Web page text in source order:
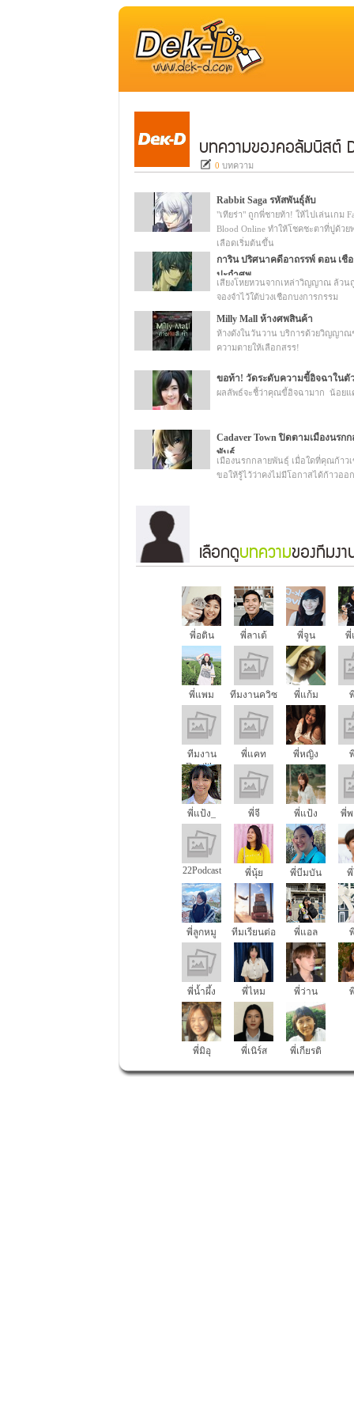
บทความของคอลัมนิสต์
0 บทความ
Rabbit Saga รหัสพันธุ์ลับ
"เทียร่า" ถูกพี่ชายท้า! ให้ไปเล่นเกม
Blood Online ทำให้โชคชะตาที่ปูด้วย
เลือดเริ่มต้นขึ้น
การิน ปริศนาคดีอาถรรพ์ ตอน เชื
ปะกำศพ
เสียงโหยหวนจากเหล่าวิญญาณ ล้วน
จองจำไว้ใต้บ่วงเชือกบงการกรรม
Milly Mall ห้างศพสินค้า
ห้างดังในวันวาน บริการด้วยวิญญา
ความตายให้เลือกสรร!
ขอท้า! วัดระดับความขี้อิจฉาใน
ผลลัพธ์จะชี้ว่าคุณขี้อิจฉามาก  น้อย
Cadaver Town ปิดตามเมืองนรกก
พันธุ์
เมืองนรกกลายพันธุ์ เมื่อใดที่คุณก้าว
ขอให้รู้ไว้ว่าคงไม่มีโอกาสได้ก้าวออ
เลือกดูบทความของทีมง
พี่อติน พี่ลาเต้ พี่จูน พี่
พี่แพม ทีมงานควิซ พี่แก้ม
ทีมงาน
Dogilike
พี่แคท พี่หญิง
พี่แป้ง_ พี่จี พี่แป้ง พี่พ
22Podcast พี่นุ้ย พี่บีมบัน พี่
พี่ลูกหมู
ทีมเรียนต่อ
นอก
พี่แอล
พี่น้ำผึ้ง พี่ไหม พี่ว่าน
พี่มิอุ พี่เนิร์ส พี่เกียรติ